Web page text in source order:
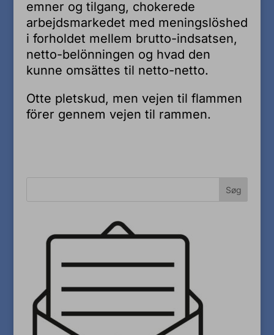
emner og tilgang, chokerede
arbejdsmarkedet med meningslöshed
i forholdet mellem brutto-indsatsen,
netto-belönningen og hvad den
kunne omsättes til netto-netto.
Otte pletskud, men vejen til flammen
förer gennem vejen til rammen.